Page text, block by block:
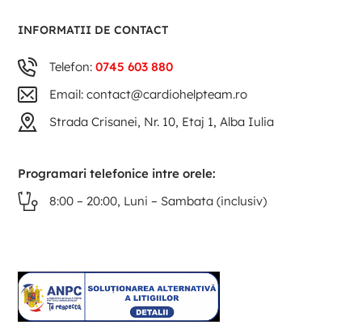
INFORMATII DE CONTACT
Telefon:0745 603 880
Email: contact@cardiohelpteam.ro
Strada Crisanei, Nr. 10, Etaj 1, Alba Iulia
Programari telefonice intre orele:
8:00 – 20:00, Luni – Sambata (inclusiv)